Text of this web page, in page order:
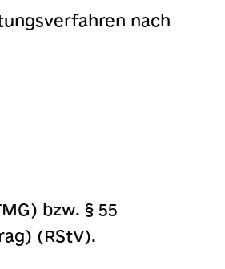
nach
bzw. § 55
(RStV).